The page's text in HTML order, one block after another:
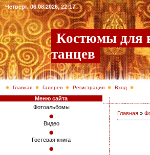
Четверг, 06.08.2026, 22:17
Костюмы для
танцев
Главная Галерея Регистрация Вход
Меню сайта
Фотоальбомы
Видео
Гостевая книга
Главная »